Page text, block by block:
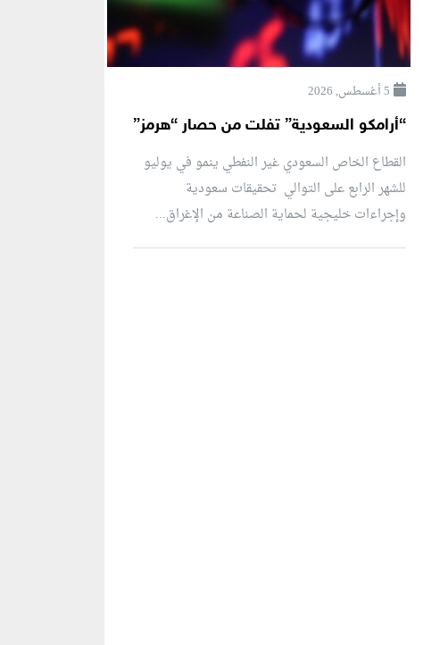
5 أغسطس, 2026
“أرامكو السعودية” تفلت من حصار “هرمز”
القطاع الخاص السعودي غير النفطي ينمو في يوليو
للشهر الرابع على التوالي تحقيقات سعودية
وإجراءات خليجية لحماية الصناعة من الإغراق...